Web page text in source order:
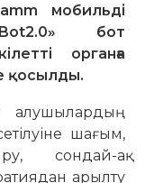
мобильді
бот
органға
қосылды.
алушылардың
шағым,
сондай-ақ
арылту